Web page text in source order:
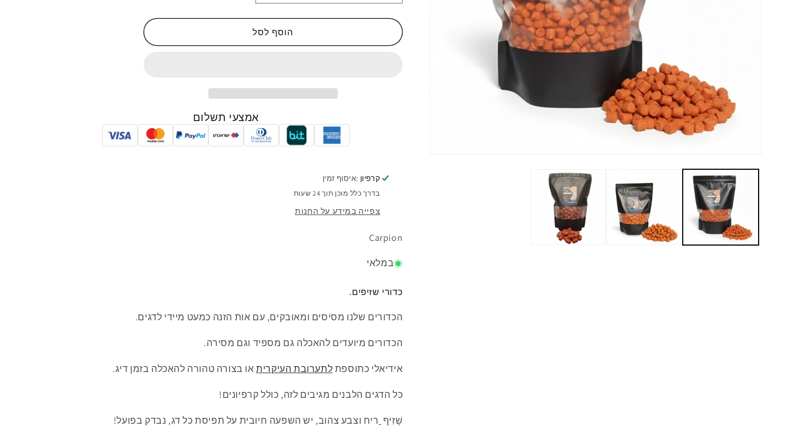
הוסף לסל
אמצעי תשלום
קרפיון :איסוף זמין
בדרך כלל מוכן תוך 24 שעות
צפייה במידע על החנות
Carpion
במלאי
כדורי שזיפים.
הכדורים שלנו מסיסים ומאובקים, עם אות הזנה כמעט מיידי לדגים.
הכדורים מיועדים להאכלה גם מספיד וגם מסירה.
אידיאלי כתוספתלתערובת העיקריתאו בצורה טהורה להאכלה בזמן דיג.
כל הדגים הלבנים מגיבים לזה, כולל קרפיונים!
שָׁזִיף ריח וצבע צהוב, יש השפעה חיובית על תפיסת כל דג, נבדק בפועל!